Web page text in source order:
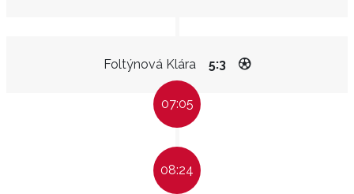
Foltýnová Klára 5:3
07:05
08:24